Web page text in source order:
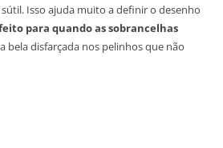
Isso ajuda muito a definir o desenho
para quando as sobrancelhas
bela disfarçada nos pelinhos que não